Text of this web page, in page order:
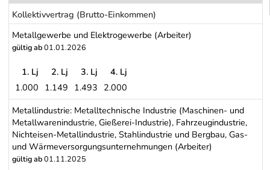
Kollektivvertrag (Brutto-Einkommen)
Metallgewerbe und Elektrogewerbe (Arbeiter)
gültig ab01.01.2026
Metallgewerbe und Elektrogewerbe (Arbeiter)
1. Lj 2. Lj 3. Lj
4. Lj
1.000 1.149 1.493 2.000
Metallindustrie: Metalltechnische Industrie (Maschinen- und
Metallwarenindustrie, Gießerei-Industrie), Fahrzeugindustrie,
Nichteisen-Metallindustrie, Stahlindustrie und Bergbau, Gas-
und Wärmeversorgungsunternehmungen (Arbeiter)
gültig ab01.11.2025